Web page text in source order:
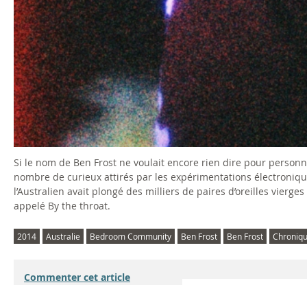
Si le nom de Ben Frost ne voulait encore rien dire pour
nombre de curieux attirés par les expérimentations
l’Australien avait plongé des milliers de paires d’oreilles
appelé By the throat.
2014 Australie Bedroom Community Ben Frost Ben Frost
Commenter cet article